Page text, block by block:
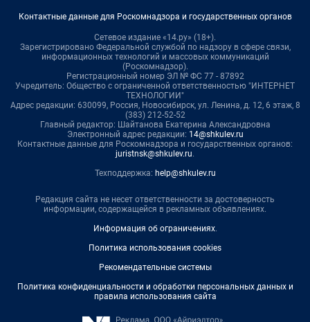
Контактные данные для Роскомнадзора и государственных органов
Сетевое издание «14.ру» (18+).
Зарегистрировано Федеральной службой по надзору в сфере связи,
информационных технологий и массовых коммуникаций
(Роскомнадзор).
Регистрационный номер ЭЛ № ФС 77 - 87892
Учредитель: Общество с ограниченной ответственностью "ИНТЕРНЕТ
ТЕХНОЛОГИИ"
Адрес редакции: 630099, Россия, Новосибирск, ул. Ленина, д. 12, 6 этаж, 8
(383) 212-52-52
Главный редактор: Шайтанова Екатерина Александровна
Электронный адрес редакции: 14@shkulev.ru
Контактные данные для Роскомнадзора и государственных органов:
juristnsk@shkulev.ru.
Техподдержка: help@shkulev.ru
Редакция сайта не несет ответственности за достоверность
информации, содержащейся в рекламных объявлениях.
Информация об ограничениях.
Политика использования cookies
Рекомендательные системы
Политика конфиденциальности и обработки персональных данных и
правила использования сайта